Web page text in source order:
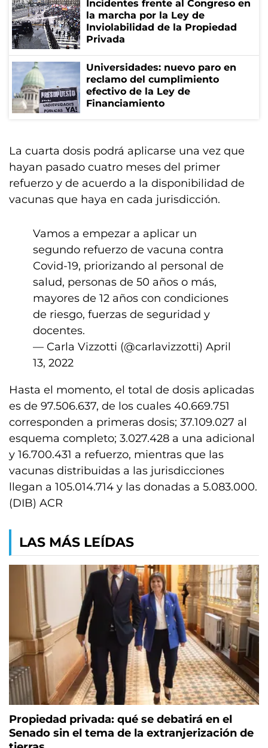
Incidentes frente al Congreso en
la marcha por la Ley de
Inviolabilidad de la Propiedad
Privada
Universidades: nuevo paro en
reclamo del cumplimiento
efectivo de la Ley de
Financiamiento
La cuarta dosis podrá aplicarse una vez que
hayan pasado cuatro meses del primer
refuerzo y de acuerdo a la disponibilidad de
vacunas que haya en cada jurisdicción.
Vamos a empezar a aplicar un
segundo refuerzo de vacuna contra
Covid-19, priorizando al personal de
salud, personas de 50 años o más,
mayores de 12 años con condiciones
de riesgo, fuerzas de seguridad y
docentes.
— Carla Vizzotti (@carlavizzotti) April
13, 2022
Hasta el momento, el total de dosis aplicadas
es de 97.506.637, de los cuales 40.669.751
corresponden a primeras dosis; 37.109.027 al
esquema completo; 3.027.428 a una adicional
y 16.700.431 a refuerzo, mientras que las
vacunas distribuidas a las jurisdicciones
llegan a 105.014.714 y las donadas a 5.083.000.
(DIB) ACR
LAS MÁS LEÍDAS
Propiedad privada: qué se debatirá en el
Senado sin el tema de la extranjerización de